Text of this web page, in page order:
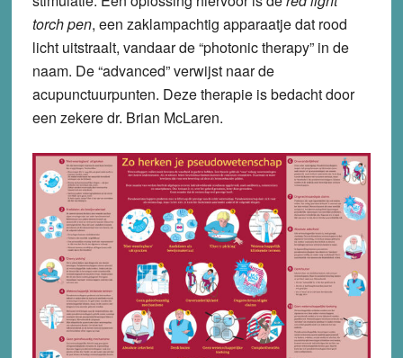
torch pen, een zaklampachtig apparaatje dat rood
licht uitstraalt, vandaar de “photonic therapy” in de
naam. De “advanced” verwijst naar de
acupunctuurpunten. Deze therapie is bedacht door
een zekere dr. Brian McLaren.